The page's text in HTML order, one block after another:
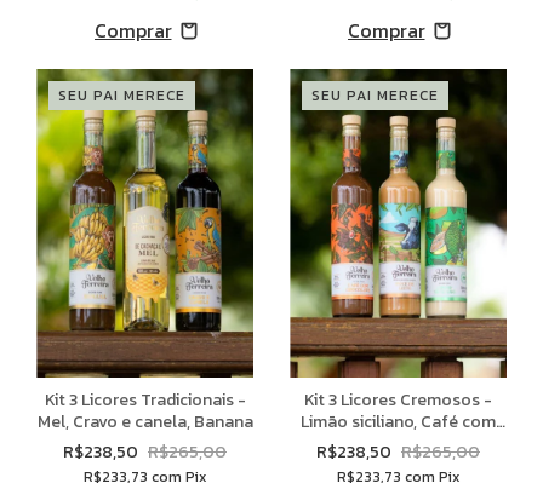
SEU PAI MERECE
Kit 3 Licores Tradicionais -
Mel, Cravo e canela, Banana
R$238,50 R$265,00
R$233,73 com Pix
SEU PAI MERECE
Kit 3 Licores Cremosos -
Limão siciliano, Café com
chocolate, Doce de leite
R$238,50 R$265,00
R$233,73 com Pix